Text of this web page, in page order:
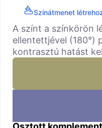
Színátmenet
A színt a színkörön
ellentettjével (180°)
kontrasztú hatást